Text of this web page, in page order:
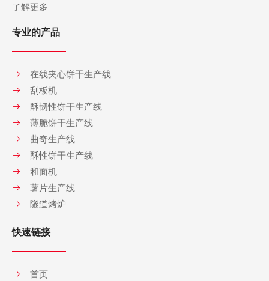
了解更多
专业的产品
在线夹心饼干生产线
刮板机
酥韧性饼干生产线
薄脆饼干生产线
曲奇生产线
酥性饼干生产线
和面机
薯片生产线
隧道烤炉
快速链接
首页